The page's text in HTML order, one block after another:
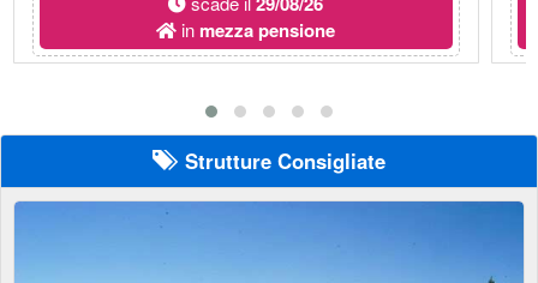
in mezza pensione
Strutture Consigliate